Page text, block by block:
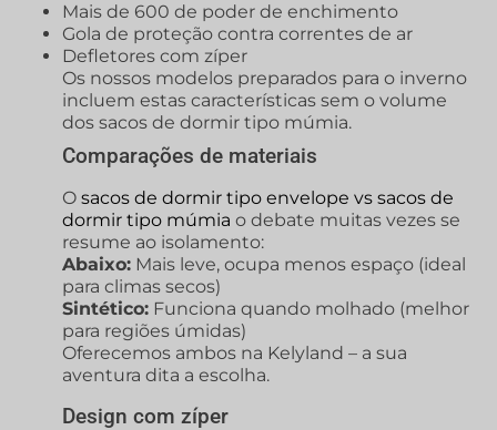
Mais de 600 de poder de enchimento
Gola de proteção contra correntes de ar
Defletores com zíper
Os nossos modelos preparados para o inverno
incluem estas características sem o volume
dos sacos de dormir tipo múmia.
Comparações de materiais
O sacos de dormir tipo envelope vs sacos de
dormir tipo múmia o debate muitas vezes se
resume ao isolamento:
Abaixo: Mais leve, ocupa menos espaço (ideal
para climas secos)
Sintético: Funciona quando molhado (melhor
para regiões úmidas)
Oferecemos ambos na Kelyland – a sua
aventura dita a escolha.
Design com zíper